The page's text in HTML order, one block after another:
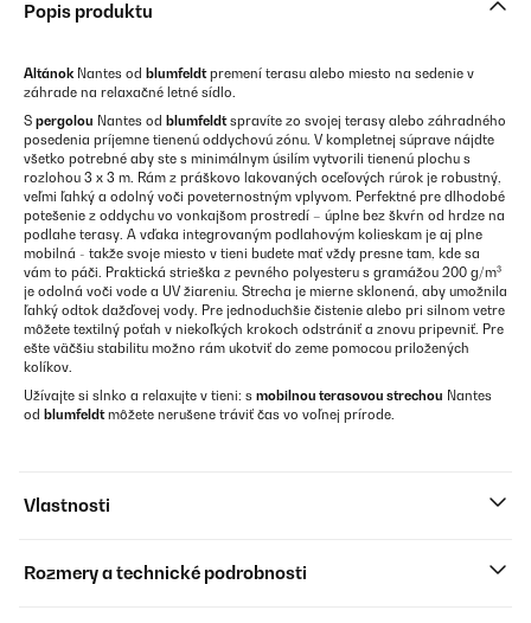
Popis produktu
AltánokNantes od blumfeldtpremení terasu alebo miesto na sedenie v
záhrade na relaxačné letné sídlo.
S pergolou Nantes od blumfeldtspravíte zo svojej terasy alebo záhradného
posedenia príjemne tienenú oddychovú zónu. V kompletnej súprave nájdte
všetko potrebné aby ste s minimálnym úsilím vytvorili tienenú plochu s
rozlohou 3 x 3 m. Rám z práškovo lakovaných oceľových rúrok je robustný,
veľmi ľahký a odolný voči poveternostným vplyvom. Perfektné pre dlhodobé
potešenie z oddychu vo vonkajšom prostredí – úplne bez škvŕn od hrdze na
podlahe terasy. A vďaka integrovaným podlahovým kolieskam je aj plne
mobilná - takže svoje miesto v tieni budete mať vždy presne tam, kde sa
vám to páči. Praktická strieška z pevného polyesteru s gramážou 200 g/m³
je odolná voči vode a UV žiareniu. Strecha je mierne sklonená, aby umožnila
ľahký odtok dažďovej vody. Pre jednoduchšie čistenie alebo pri silnom vetre
môžete textilný poťah v niekoľkých krokoch odstrániť a znovu pripevniť. Pre
ešte väčšiu stabilitu možno rám ukotviť do zeme pomocou priložených
kolíkov.
Užívajte si slnko a relaxujte v tieni: s mobilnou terasovou strechou Nantes
od blumfeldtmôžete nerušene tráviť čas vo voľnej prírode.
Vlastnosti
Rozmery a technické podrobnosti